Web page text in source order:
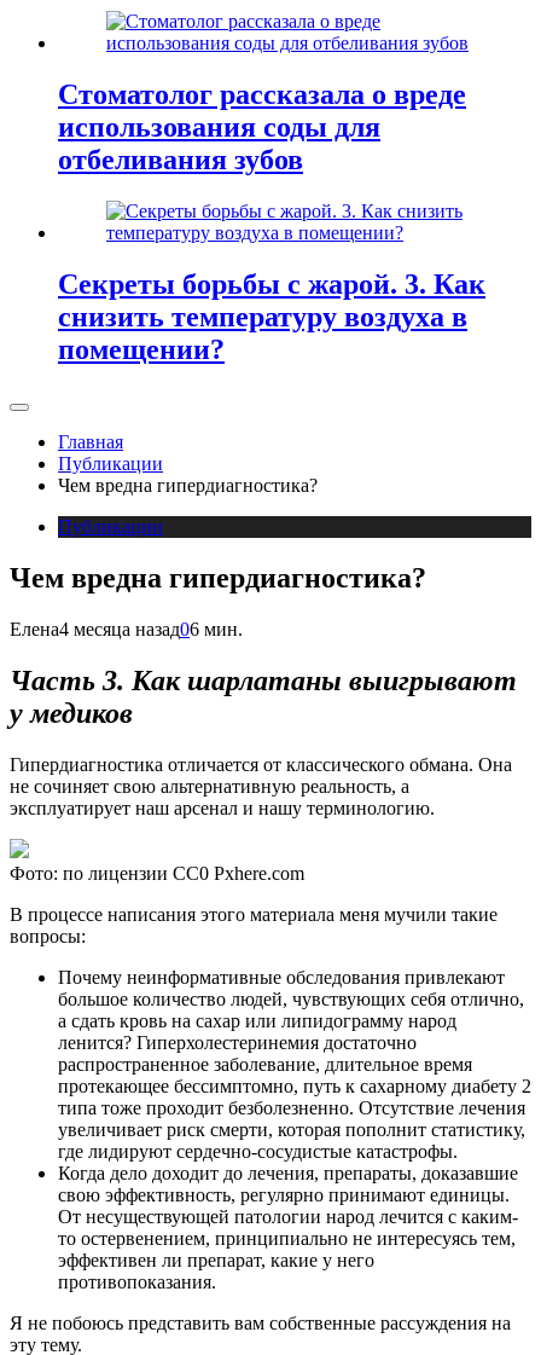
Стоматолог рассказала о вреде
использования соды для
отбеливания зубов
Секреты борьбы с жарой. 3. Как
снизить температуру воздуха в
помещении?
Главная
Публикации
Чем вредна гипердиагностика?
Публикации
Чем вредна гипердиагностика?
Елена4 месяца назад06 мин.
Часть 3. Как шарлатаны выигрывают
у медиков
Гипердиагностика отличается от классического обмана. Она
не сочиняет свою альтернативную реальность, а
эксплуатирует наш арсенал и нашу терминологию.
Фото: по лицензии CC0 Pxhere.com
В процессе написания этого материала меня мучили такие
вопросы:
Почему неинформативные обследования привлекают
большое количество людей, чувствующих себя отлично,
а сдать кровь на сахар или липидограмму народ
ленится? Гиперхолестеринемия достаточно
распространенное заболевание, длительное время
протекающее бессимптомно, путь к сахарному диабету 2
типа тоже проходит безболезненно. Отсутствие лечения
увеличивает риск смерти, которая пополнит статистику,
где лидируют сердечно-сосудистые катастрофы.
Когда дело доходит до лечения, препараты, доказавшие
свою эффективность, регулярно принимают единицы.
От несуществующей патологии народ лечится с каким-
то остервенением, принципиально не интересуясь тем,
эффективен ли препарат, какие у него
противопоказания.
Я не побоюсь представить вам собственные рассуждения на
эту тему.